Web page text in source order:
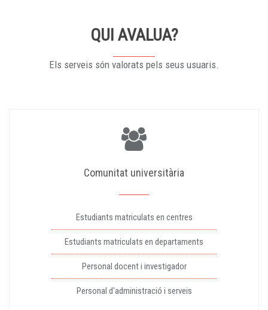
QUI AVALUA?
Els serveis són valorats pels seus usuaris.
Comunitat universitària
Estudiants matriculats en centres
Estudiants matriculats en departaments
Personal docent i investigador
Personal d'administració i serveis